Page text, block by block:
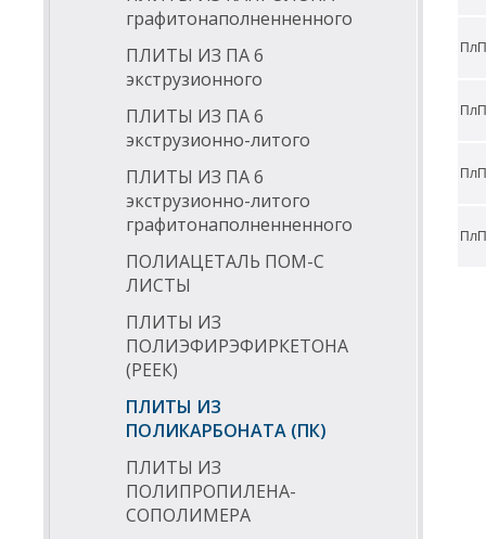
графитонаполненненного
ПЛИТЫ ИЗ ПА 6
экструзионного
ПЛИТЫ ИЗ ПА 6
экструзионно-литого
ПЛИТЫ ИЗ ПА 6
экструзионно-литого
графитонаполненненного
ПОЛИАЦЕТАЛЬ ПОМ-С
ЛИСТЫ
ПЛИТЫ ИЗ
ПОЛИЭФИРЭФИРКЕТОНА
(РЕЕК)
ПЛИТЫ ИЗ
ПОЛИКАРБОНАТА (ПК)
ПЛИТЫ ИЗ
ПОЛИПРОПИЛЕНА-
СОПОЛИМЕРА